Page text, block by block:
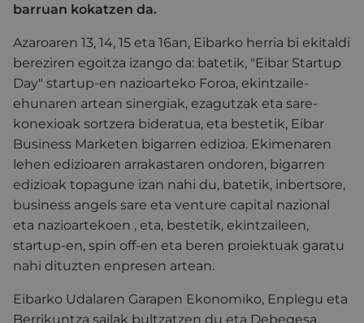
barruan kokatzen da.
Azaroaren 13, 14, 15 eta 16an, Eibarko herria bi ekitaldi
bereziren egoitza izango da: batetik, "Eibar Startup
Day" startup-en nazioarteko Foroa, ekintzaile-
ehunaren artean sinergiak, ezagutzak eta sare-
konexioak sortzera bideratua, eta bestetik, Eibar
Business Marketen bigarren edizioa. Ekimenaren
lehen edizioaren arrakastaren ondoren, bigarren
edizioak topagune izan nahi du, batetik, inbertsore,
business angels sare eta venture capital nazional
eta nazioartekoen , eta, bestetik, ekintzaileen,
startup-en, spin off-en eta beren proiektuak garatu
nahi dituzten enpresen artean.
Eibarko Udalaren Garapen Ekonomiko, Enplegu eta
Berrikuntza sailak bultzatzen du eta Debegesa